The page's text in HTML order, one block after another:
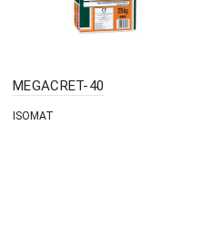
MEGACRET-40
ISOMAT